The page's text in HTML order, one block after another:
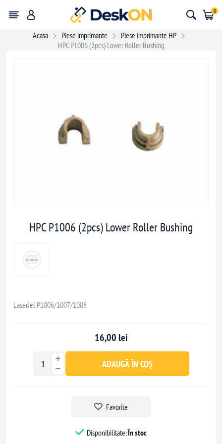
0
Acasa Piese imprimante
Piese imprimante HP
HPC P1006 (2pcs) Lower Roller Bushing
HPC P1006 (2pcs) Lower Roller Bushing
LaserJet P1006/1007/1008
16,00 lei
ADAUGĂ ÎN COȘ
Favorite
Disponibilitate:În stoc